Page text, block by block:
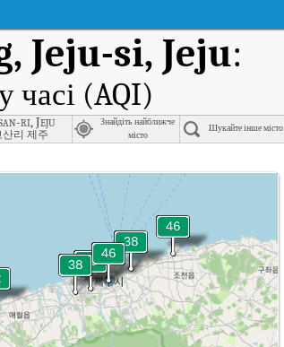
Jeju-si, Jeju:
часі (AQI)
ri, Jeju
산리 제주
Знайдіть найближче
місто
Шукайте інше місто